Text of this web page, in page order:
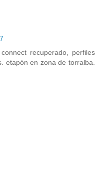
recuperado, perfiles
etapón en zona de torralba.